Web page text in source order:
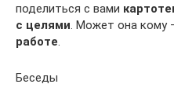
поделиться с вами
с целями. Может она кому
работе.
Беседы